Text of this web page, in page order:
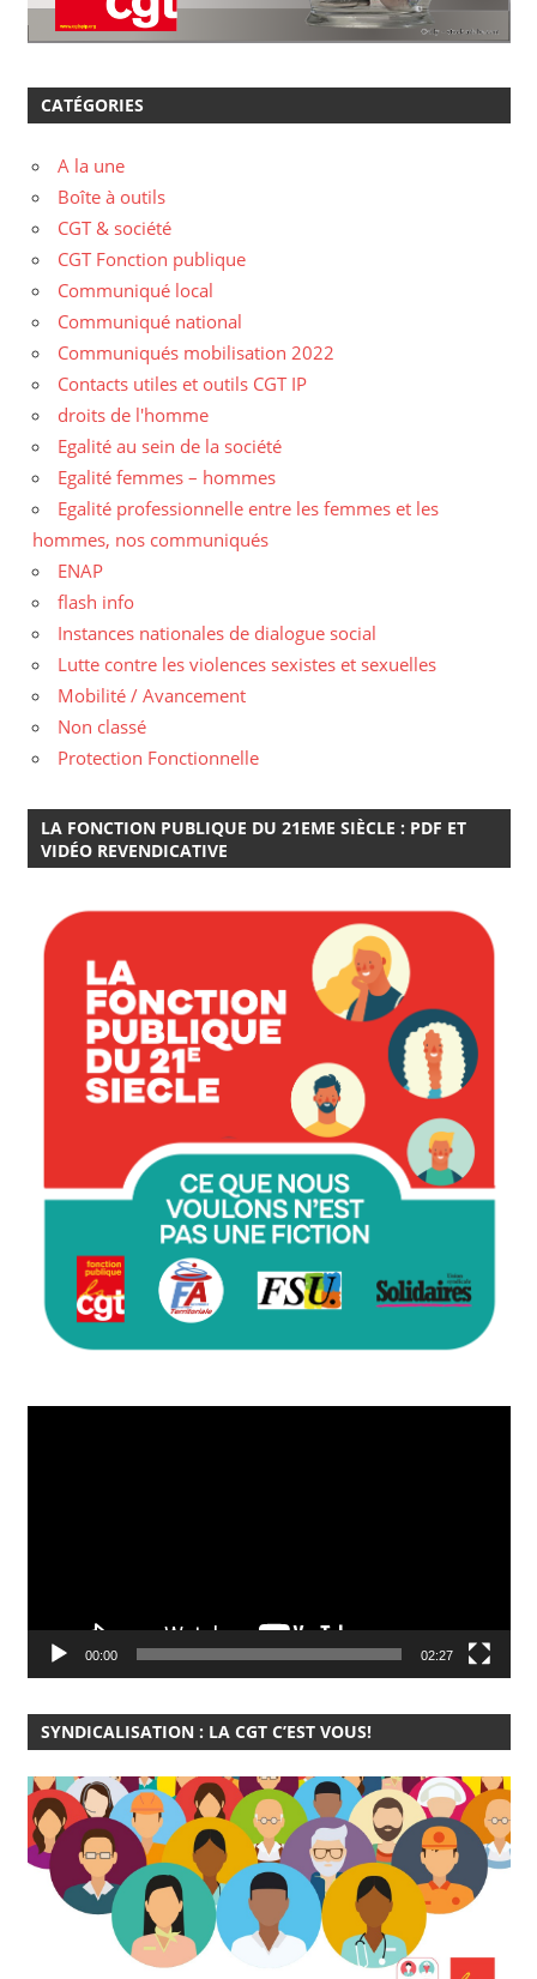
CATÉGORIES
A la une
Boîte à outils
CGT & société
CGT Fonction publique
Communiqué local
Communiqué national
Communiqués mobilisation 2022
Contacts utiles et outils CGT IP
droits de l'homme
Egalité au sein de la société
Egalité femmes – hommes
Egalité professionnelle entre les femmes et les
hommes, nos communiqués
ENAP
flash info
Instances nationales de dialogue social
Lutte contre les violences sexistes et sexuelles
Mobilité / Avancement
Non classé
Protection Fonctionnelle
LA FONCTION PUBLIQUE DU 21EME SIÈCLE : PDF ET
VIDÉO REVENDICATIVE
00:00 02:27
SYNDICALISATION : LA CGT C’EST VOUS!